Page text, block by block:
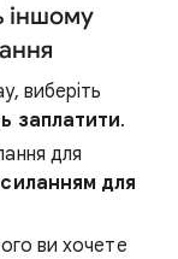
іншому
виберіть
заплатити.
для
для
ви хочете